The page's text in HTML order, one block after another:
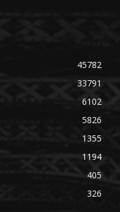
45782
33791
6102
5826
1355
1194
405
326